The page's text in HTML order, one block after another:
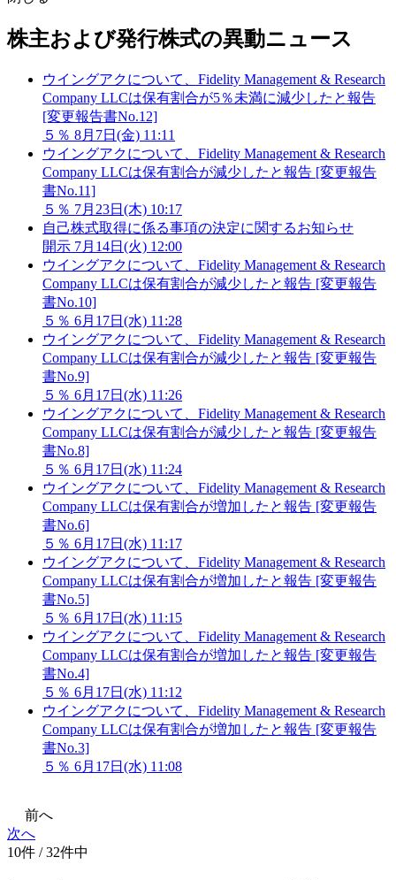
株主および発行株式の異動ニュース
ウイングアクについて、Fidelity Management & Research
Company LLCは保有割合が5％未満に減少したと報告
[変更報告書No.12]
５％ 8月7日(金) 11:11
ウイングアクについて、Fidelity Management & Research
Company LLCは保有割合が減少したと報告 [変更報告
書No.11]
５％ 7月23日(木) 10:17
自己株式取得に係る事項の決定に関するお知らせ
開示 7月14日(火) 12:00
ウイングアクについて、Fidelity Management & Research
Company LLCは保有割合が減少したと報告 [変更報告
書No.10]
５％ 6月17日(水) 11:28
ウイングアクについて、Fidelity Management & Research
Company LLCは保有割合が減少したと報告 [変更報告
書No.9]
５％ 6月17日(水) 11:26
ウイングアクについて、Fidelity Management & Research
Company LLCは保有割合が減少したと報告 [変更報告
書No.8]
５％ 6月17日(水) 11:24
ウイングアクについて、Fidelity Management & Research
Company LLCは保有割合が増加したと報告 [変更報告
書No.6]
５％ 6月17日(水) 11:17
ウイングアクについて、Fidelity Management & Research
Company LLCは保有割合が増加したと報告 [変更報告
書No.5]
５％ 6月17日(水) 11:15
ウイングアクについて、Fidelity Management & Research
Company LLCは保有割合が増加したと報告 [変更報告
書No.4]
５％ 6月17日(水) 11:12
ウイングアクについて、Fidelity Management & Research
Company LLCは保有割合が増加したと報告 [変更報告
書No.3]
５％ 6月17日(水) 11:08
前へ
次へ
10件 / 32件中